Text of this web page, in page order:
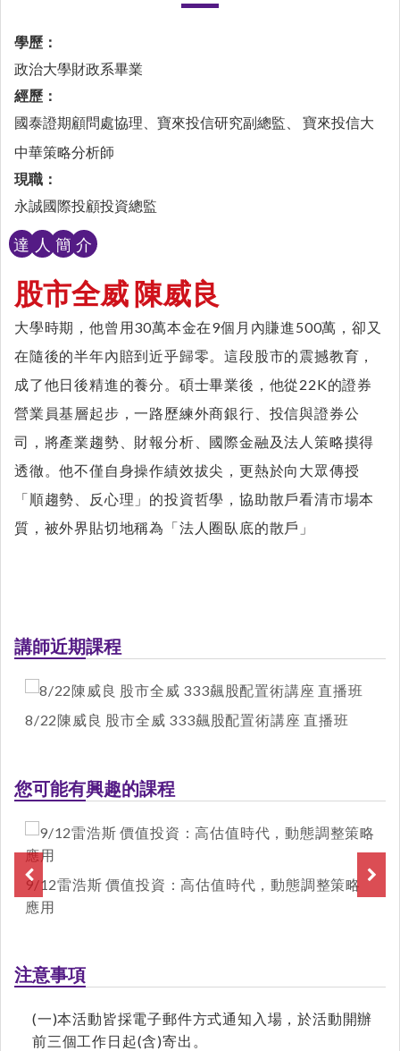
學歷：
政治大學財政系畢業
經歷：
國泰證期顧問處協理、寶來投信研究副總監、 寶來投信大
中華策略分析師
現職：
永誠國際投顧投資總監
達 人 簡 介
股市全威 陳威良
大學時期，他曾用30萬本金在9個月內賺進500萬，卻又
在隨後的半年內賠到近乎歸零。這段股市的震撼教育，
成了他日後精進的養分。碩士畢業後，他從22K的證券
營業員基層起步，一路歷練外商銀行、投信與證券公
司，將產業趨勢、財報分析、國際金融及法人策略摸得
透徹。他不僅自身操作績效拔尖，更熱於向大眾傳授
「順趨勢、反心理」的投資哲學，協助散戶看清市場本
質，被外界貼切地稱為「法人圈臥底的散戶」
講師近期課程
8/22陳威良 股市全威 333飆股配置術講座 直播班
您可能有興趣的課程
9/12雷浩斯 價值投資：高估值時代，動態調整策略
應用
注意事項
(一)本活動皆採電子郵件方式通知入場，於活動開辦
前三個工作日起(含)寄出。